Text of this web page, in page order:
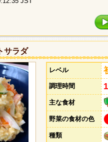
サラダ
レベル
調理時間
主な食材
野菜の食材の色
種類